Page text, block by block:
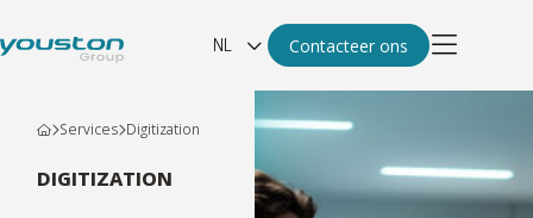
NL Contacteer ons
Services Digitization
DIGITIZATION